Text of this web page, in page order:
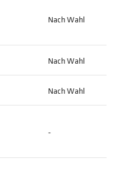
Nach Wahl
Nach Wahl
Nach Wahl
-